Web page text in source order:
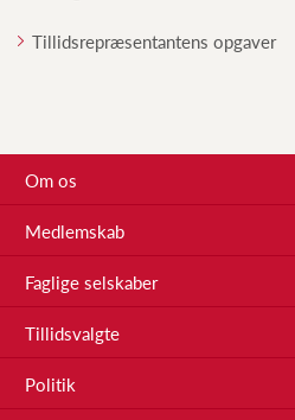
Tillidsrepræsentantens opgaver
Om os
Medlemskab
Faglige selskaber
Tillidsvalgte
Politik